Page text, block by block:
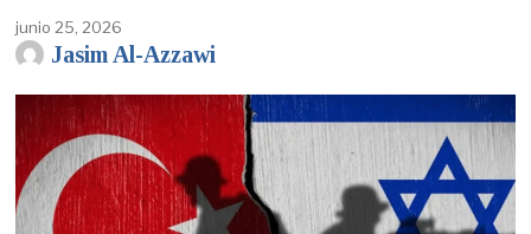
junio 25, 2026
Jasim Al-Azzawi